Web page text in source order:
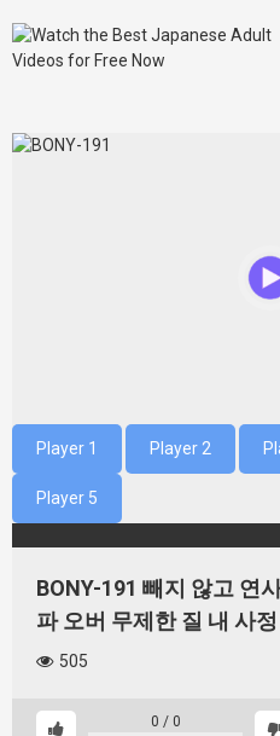
to
content
Player 1 Player 2
Player 5
BONY-191 빼지 않고 연
파 오버 무제한 질 내 사
505
0 / 0